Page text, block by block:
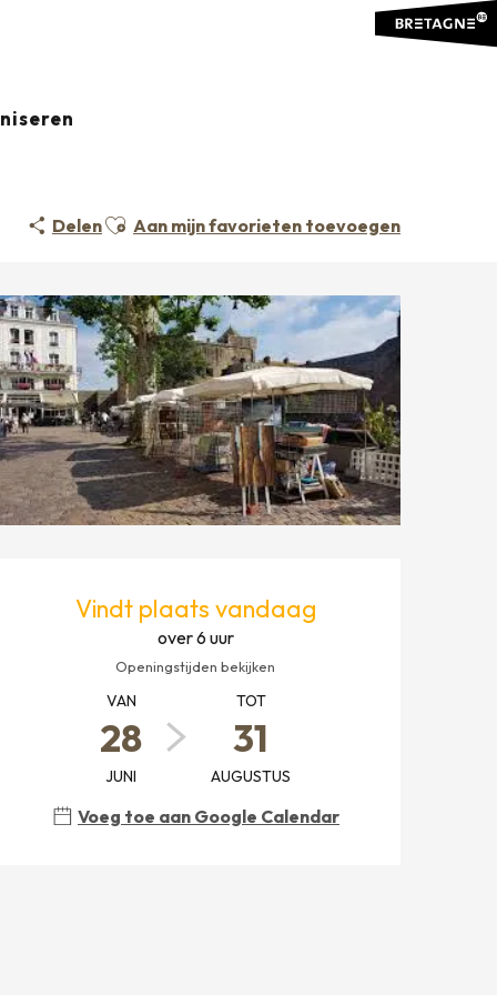
DelenAjouter aux favoris
Aan mijn favorieten toevoegen
Vindt plaats vandaag
over 6 uur
Openingstijden bekijken
VAN
28
JUNI
TOT
31
AUGUSTUS
Voeg toe aan Google Calendar